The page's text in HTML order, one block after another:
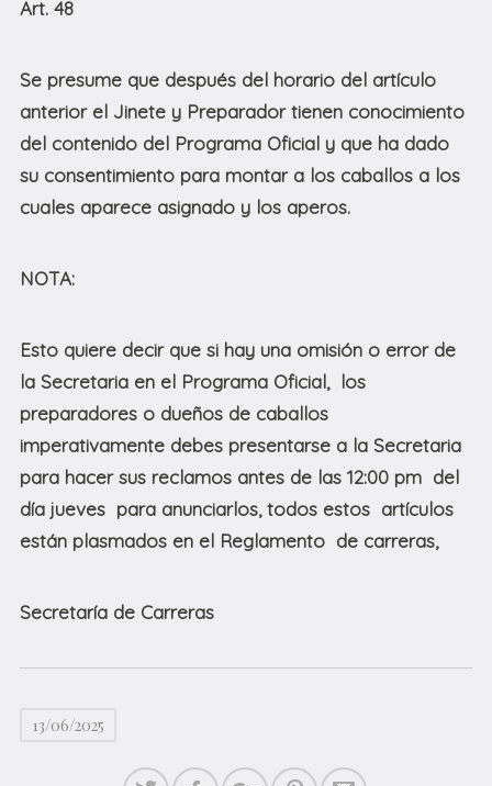
Art. 48
Se presume que después del horario del artículo
anterior el Jinete y Preparador tienen conocimiento
del contenido del Programa Oficial y que ha dado
su consentimiento para montar a los caballos a los
cuales aparece asignado y los aperos.
NOTA:
Esto quiere decir que si hay una omisión o error de
la Secretaria en el Programa Oficial, los
preparadores o dueños de caballos
imperativamente debes presentarse a la Secretaria
para hacer sus reclamos antes de las 12:00 pm del
día jueves para anunciarlos, todos estos artículos
están plasmados en el Reglamento de carreras,
Secretaría de Carreras
13/06/2025